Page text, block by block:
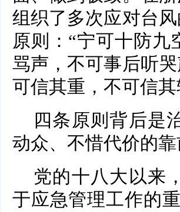
组织了多次应对台
原则：“宁可十防
骂声，不可事后听
可信其重，不可信其
四条原则背后是
动众、不惜代价的
党的十八大以来
于应急管理工作的